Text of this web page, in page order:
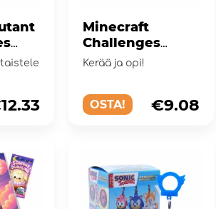
taistele
Minecraft
Challenges
Collectible
Kerää ja opi!
OSTA! €9.08